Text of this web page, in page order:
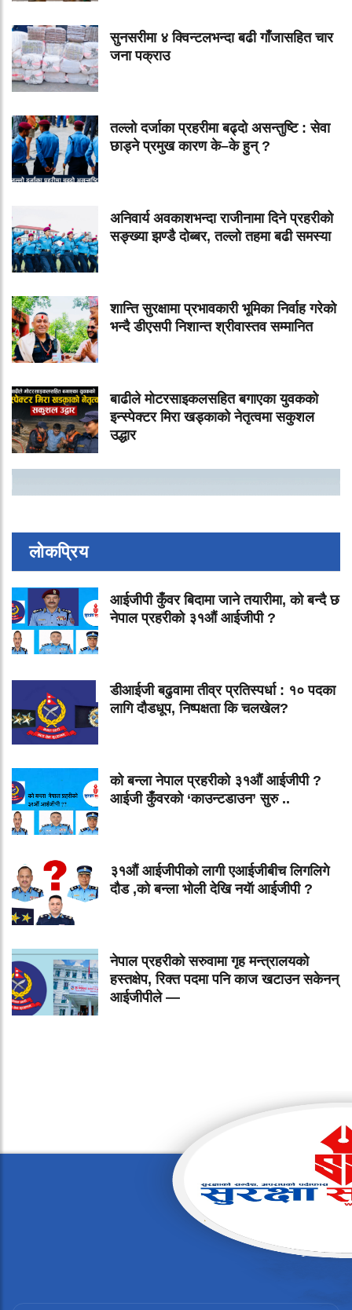
सुनसरीमा ४ क्विन्टलभन्दा बढी गाँजासहित चार
जना पक्राउ
तल्लो दर्जाका प्रहरीमा बढ्दो असन्तुष्टि : सेवा
छाड्ने प्रमुख कारण के–के हुन् ?
अनिवार्य अवकाशभन्दा राजीनामा दिने प्रहरीको
सङ्ख्या झण्डै दोब्बर, तल्लो तहमा बढी समस्या
शान्ति सुरक्षामा प्रभावकारी भूमिका निर्वाह गरेको
भन्दै डीएसपी निशान्त श्रीवास्तव सम्मानित
बाढीले मोटरसाइकलसहित बगाएका युवकको
इन्स्पेक्टर मिरा खड्काको नेतृत्वमा सकुशल
उद्धार
लोकप्रिय
आईजीपी कुँवर बिदामा जाने तयारीमा, को बन्दै छ
नेपाल प्रहरीको ३१औं आईजीपी ?
डीआईजी बढुवामा तीव्र प्रतिस्पर्धा : १० पदका
लागि दौडधूप, निष्पक्षता कि चलखेल?
को बन्ला नेपाल प्रहरीको ३१औं आईजीपी ?
आईजी कुँवरको ‘काउन्टडाउन’ सुरु ..
३१औं आईजीपीको लागी एआईजीबीच लिगलिगे
दौड ,को बन्ला भोली देखि नयॅा आईजीपी ?
नेपाल प्रहरीको सरुवामा गृह मन्त्रालयको
हस्तक्षेप, रिक्त पदमा पनि काज खटाउन सकेनन्
आईजीपीले —